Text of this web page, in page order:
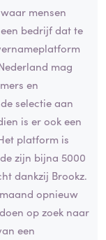
mensen
bedrijf dat te
mag
en
selectie aan
is er ook een
platform is
zijn bijna 5000
dankzij Brookz.
opnieuw
op zoek naar
een